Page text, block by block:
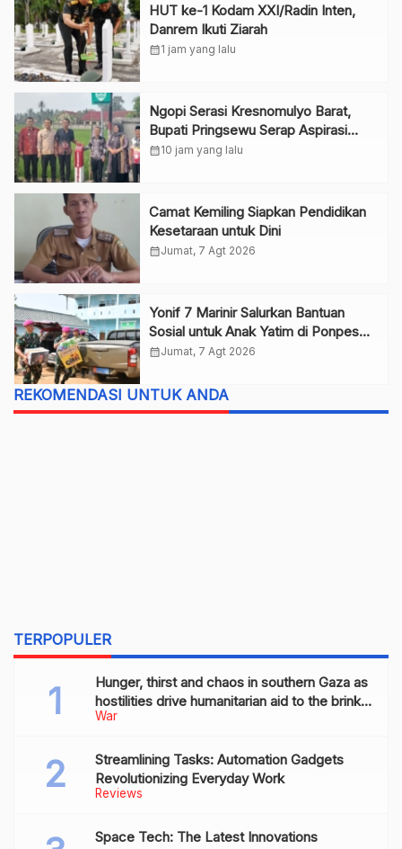
HUT ke-1 Kodam XXI/Radin Inten,
Danrem Ikuti Ziarah
calendar_month1 jam yang lalu
Ngopi Serasi Kresnomulyo Barat,
Bupati Pringsewu Serap Aspirasi
Warga
calendar_month10 jam yang lalu
Camat Kemiling Siapkan Pendidikan
Kesetaraan untuk Dini
calendar_monthJumat, 7 Agt 2026
Yonif 7 Marinir Salurkan Bantuan
Sosial untuk Anak Yatim di Ponpes
Nurul Huda
calendar_monthJumat, 7 Agt 2026
REKOMENDASI UNTUK ANDA
TERPOPULER
War
Hunger, thirst and chaos in southern Gaza as
hostilities drive humanitarian aid to the brink
of collapse
Reviews
Streamlining Tasks: Automation Gadgets
Revolutionizing Everyday Work
Space Tech: The Latest Innovations